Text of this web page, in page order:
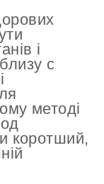
і
с
методі
коротший,